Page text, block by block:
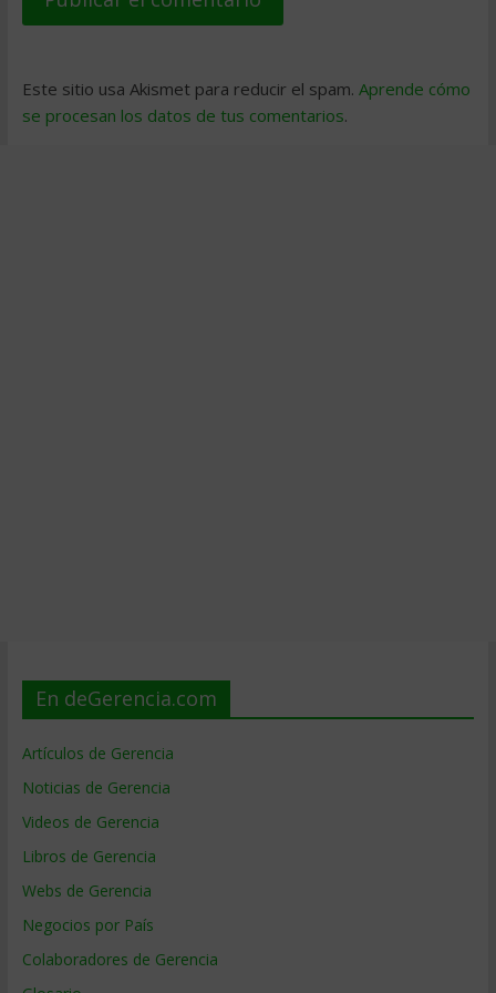
Este sitio usa Akismet para reducir el spam. Aprende cómo
se procesan los datos de tus comentarios.
En deGerencia.com
Artículos de Gerencia
Noticias de Gerencia
Videos de Gerencia
Libros de Gerencia
Webs de Gerencia
Negocios por País
Colaboradores de Gerencia